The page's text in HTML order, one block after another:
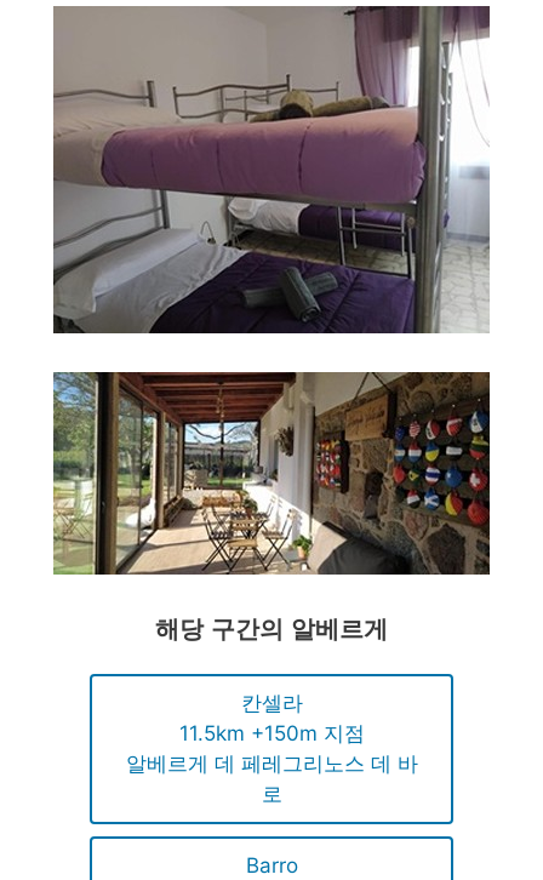
해당 구간의 알베르게
칸셀라
11.5km +150m 지점
알베르게 데 페레그리노스 데 바
로
Barro